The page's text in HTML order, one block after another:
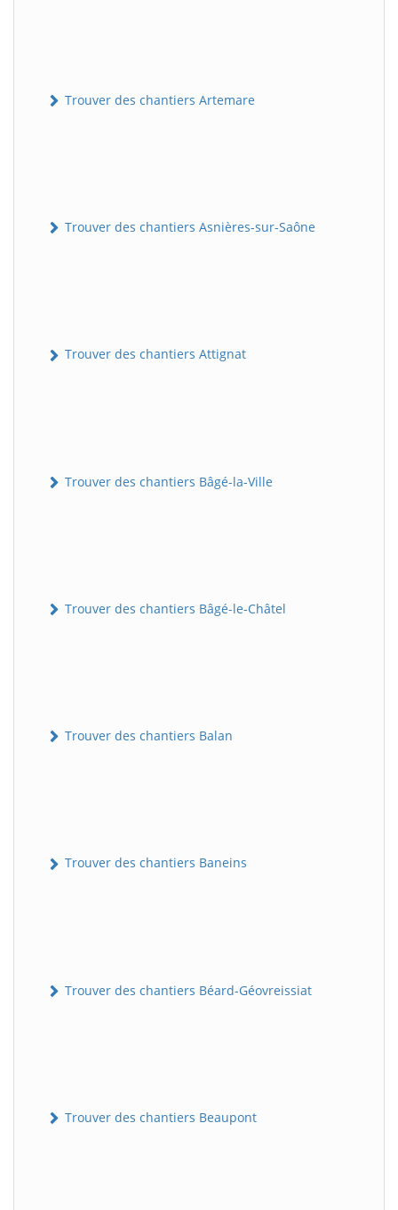
Trouver des chantiers Artemare
Trouver des chantiers Asnières-sur-Saône
Trouver des chantiers Attignat
Trouver des chantiers Bâgé-la-Ville
Trouver des chantiers Bâgé-le-Châtel
Trouver des chantiers Balan
Trouver des chantiers Baneins
Trouver des chantiers Béard-Géovreissiat
Trouver des chantiers Beaupont